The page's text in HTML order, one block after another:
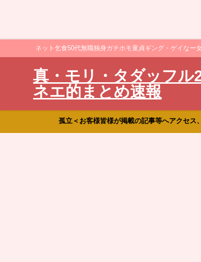
ネット乞食50代無職独身ガチホモ童貞ギング・ゲイなー
真・モリ・タダッフル
ネエ的まとめ速報
孤立＜お客様皆様が掲載の記事等へアクセス